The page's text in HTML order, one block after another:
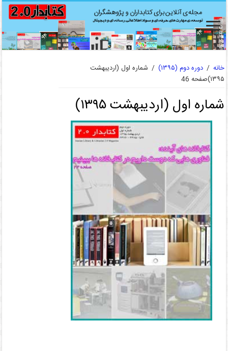
خانه / دوره دوم (۱۳۹۵) / شماره اول (اردیبهشت
۱۳۹۵) صفحه 46
شماره اول (اردیبهشت ۱۳۹۵)